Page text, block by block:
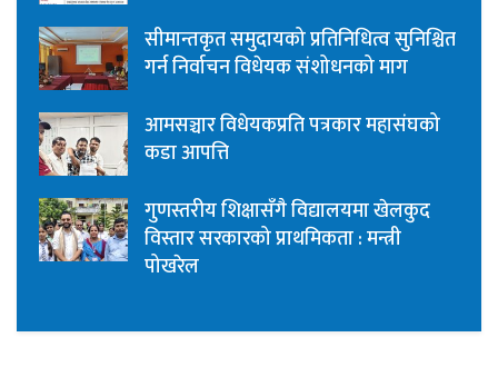
सीमान्तकृत समुदायको प्रतिनिधित्व सुनिश्चित
गर्न निर्वाचन विधेयक संशोधनको माग
आमसञ्चार विधेयकप्रति पत्रकार महासंघको
कडा आपत्ति
गुणस्तरीय शिक्षासँगै विद्यालयमा खेलकुद
विस्तार सरकारको प्राथमिकता : मन्त्री
पोखरेल